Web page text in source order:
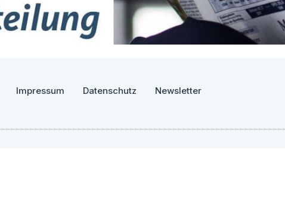
Impressum Datenschutz Newsletter